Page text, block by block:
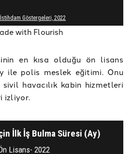
en kısa olduğu ön lisans
ile polis meslek eğitimi. Onu
sivil havacılık kabin hizmetleri
izliyor.